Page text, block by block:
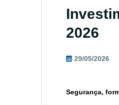
2026
29/05/2026
Segurança,